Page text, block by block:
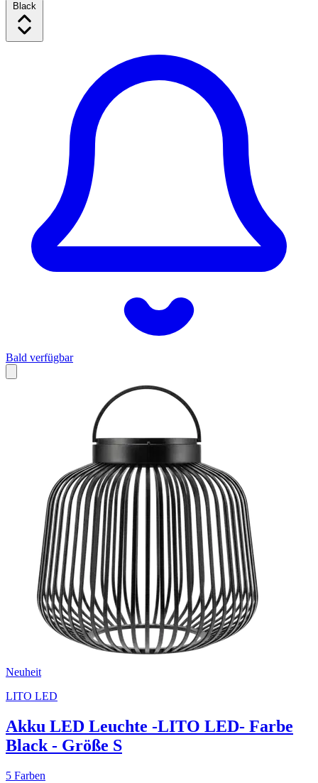
Black
Bald verfügbar
Neuheit
LITO LED
Akku LED Leuchte -LITO LED- Farbe
Black - Größe S
5 Farben